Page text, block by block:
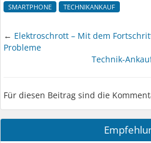
SMARTPHONE
TECHNIKANKAUF
← Elektroschrott – Mit dem
Probleme
Technik-
Für diesen Beitrag sind die